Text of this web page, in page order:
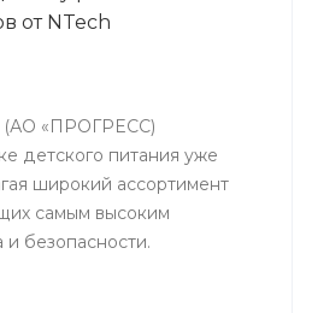
от NTech
(АО «ПРОГРЕСС)
детского питания уже
широкий ассортимент
самым высоким
и безопасности.